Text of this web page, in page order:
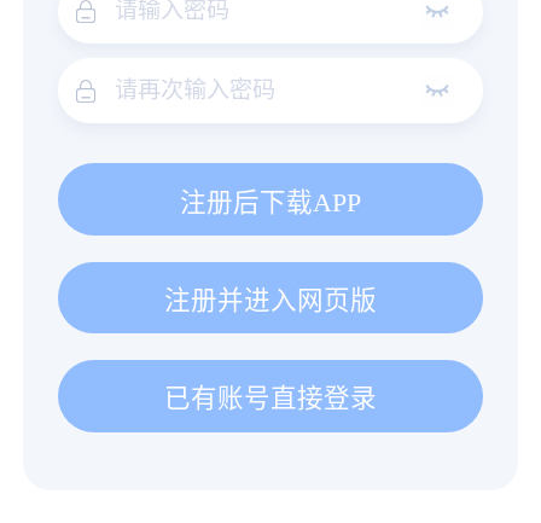
注册后下载APP
注册并进入网页版
已有账号直接登录